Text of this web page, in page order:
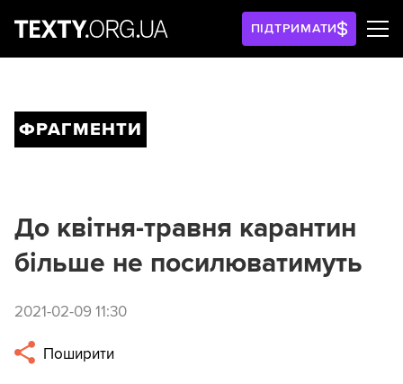
ПІДТРИМАТИ
ФРАГМЕНТИ
До квітня-травня карантин
більше не посилюватимуть
2021-02-09 11:30
Поширити